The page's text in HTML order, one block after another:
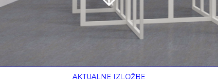
AKTUALNE IZLOŽBE